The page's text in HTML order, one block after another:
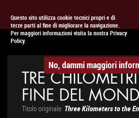
Questo sito utilizza cookie tecnici propri e di
terze parti al fine di migliorare la navigazione.
Per maggiori informazioni visita la nostra Privacy
Policy.
No, dammi maggiori
APPUNTAMENTO AL CINEMA
TRE
FINE DEL
Titolo originale: Three Kilometers to the